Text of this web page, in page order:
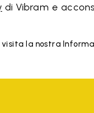
di Vibram e
la nostra